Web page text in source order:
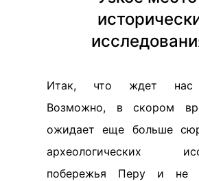
Итак, что ждет нас
Возможно, в скором
ожидает еще больше
археологических
побережья Перу и не